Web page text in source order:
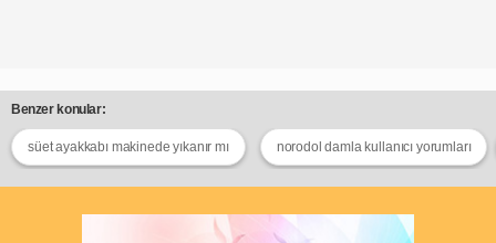
Benzer konular:
süet ayakkabı makinede yıkanır mı norodol damla kullanıcı yorumları